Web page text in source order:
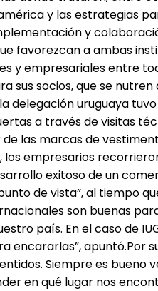
y las estrategias
y
favorezcan a ambas
y empresariales entre
sus socios, que se
delegación uruguaya
a través de visitas
las marcas de
empresarios
exitoso de un
de vista”, al tiempo
son buenas
país. En el caso de
apuntó.Por
Siempre es
en qué lugar nos